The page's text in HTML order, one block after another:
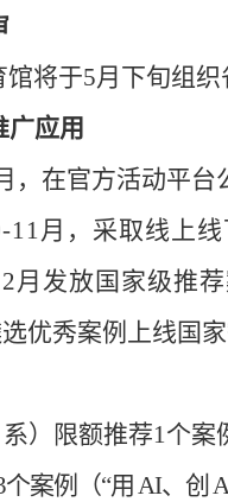
馆将于5月下旬组织
广应用
，在官方活动平台
11月，采取线上
月发放国家级推
优秀案例上线国
）限额推荐1个案
个案例（“用 AI、创